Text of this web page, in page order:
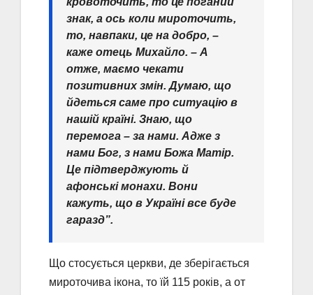
знак, а ось коли мироточить,
то, навпаки, це на добро, –
каже отець Михайло. – А
отже, маємо чекати
позитивних змін. Думаю, що
йдеться саме про ситуацію в
нашій країні. Знаю, що
перемога – за нами. Адже з
нами Бог, з нами Божа Матір.
Це підтверджують й
афонські монахи. Вони
кажуть, що в Україні все буде
гаразд”.
Що стосується церкви, де зберігається
мироточива ікона, то їй 115 років, а от